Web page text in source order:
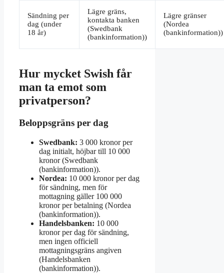
Sändning per
dag (under
18 år)
Lägre gräns,
kontakta banken
(Swedbank
(bankinformation))
Lägre gränser
(Nordea
(bankinformation))
Hur mycket Swish får
man ta emot som
privatperson?
Beloppsgräns per dag
Swedbank: 3 000 kronor per
dag initialt, höjbar till 10 000
kronor (Swedbank
(bankinformation)).
Nordea: 10 000 kronor per dag
för sändning, men för
mottagning gäller 100 000
kronor per betalning (Nordea
(bankinformation)).
Handelsbanken: 10 000
kronor per dag för sändning,
men ingen officiell
mottagningsgräns angiven
(Handelsbanken
(bankinformation)).